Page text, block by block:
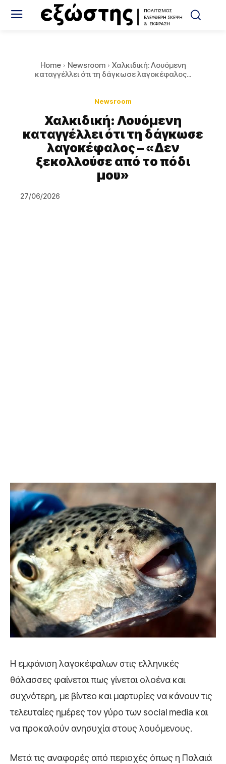
Home Newsroom
Χαλκιδική: Λουόμενη
καταγγέλλει ότι τη δάγκωσε λαγοκέφαλος...
Newsroom
Χαλκιδική: Λουόμενη
καταγγέλλει ότι τη δάγκωσε
λαγοκέφαλος – «Δεν
ξεκολλούσε από το πόδι
μου»
27/06/2026
Η εμφάνιση λαγοκέφαλων στις ελληνικές
θάλασσες φαίνεται πως γίνεται ολοένα και
συχνότερη, με βίντεο και μαρτυρίες να κάνουν τις
τελευταίες ημέρες τον γύρο των social media και
να προκαλούν ανησυχία στους λουόμενους.
Μετά τις αναφορές από περιοχές όπως η Παλαιά